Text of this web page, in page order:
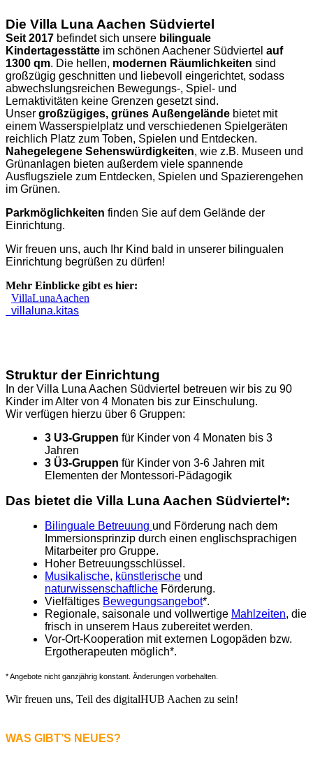
Die Villa Luna Aachen Südviertel
Seit 2017 befindet sich unsere bilinguale
Kindertagesstätte im schönen Aachener Südviertel auf
1300 qm. Die hellen, modernen Räumlichkeiten sind
großzügig geschnitten und liebevoll eingerichtet, sodass
abwechslungsreichen Bewegungs-, Spiel- und
Lernaktivitäten keine Grenzen gesetzt sind.
Unser großzügiges, grünes Außengelände bietet mit
einem Wasserspielplatz und verschiedenen Spielgeräten
reichlich Platz zum Toben, Spielen und Entdecken.
Nahegelegene Sehenswürdigkeiten, wie z.B. Museen und
Grünanlagen bieten außerdem viele spannende
Ausflugsziele zum Entdecken, Spielen und Spazierengehen
im Grünen.
Parkmöglichkeiten finden Sie auf dem Gelände der
Einrichtung.
Wir freuen uns, auch Ihr Kind bald in unserer bilingualen
Einrichtung begrüßen zu dürfen!
Mehr Einblicke gibt es hier:
VillaLunaAachen
villaluna.kitas
Struktur der Einrichtung
In der Villa Luna Aachen Südviertel betreuen wir bis zu 90
Kinder im Alter von 4 Monaten bis zur Einschulung.
Wir verfügen hierzu über 6 Gruppen:
3 U3-Gruppen für Kinder von 4 Monaten bis 3
Jahren
3 Ü3-Gruppen für Kinder von 3-6 Jahren mit
Elementen der Montessori-Pädagogik
Das bietet die Villa Luna Aachen Südviertel*:
Bilinguale Betreuung und Förderung nach dem
Immersionsprinzip durch einen englischsprachigen
Mitarbeiter pro Gruppe.
Hoher Betreuungsschlüssel.
Musikalische, künstlerische und
naturwissenschaftliche Förderung.
Vielfältiges Bewegungsangebot*.
Regionale, saisonale und vollwertige Mahlzeiten, die
frisch in unserem Haus zubereitet werden.
Vor-Ort-Kooperation mit externen Logopäden bzw.
Ergotherapeuten möglich*.
* Angebote nicht ganzjährig konstant. Änderungen vorbehalten.
Wir freuen uns, Teil des digitalHUB Aachen zu sein!
WAS GIBT’S NEUES?